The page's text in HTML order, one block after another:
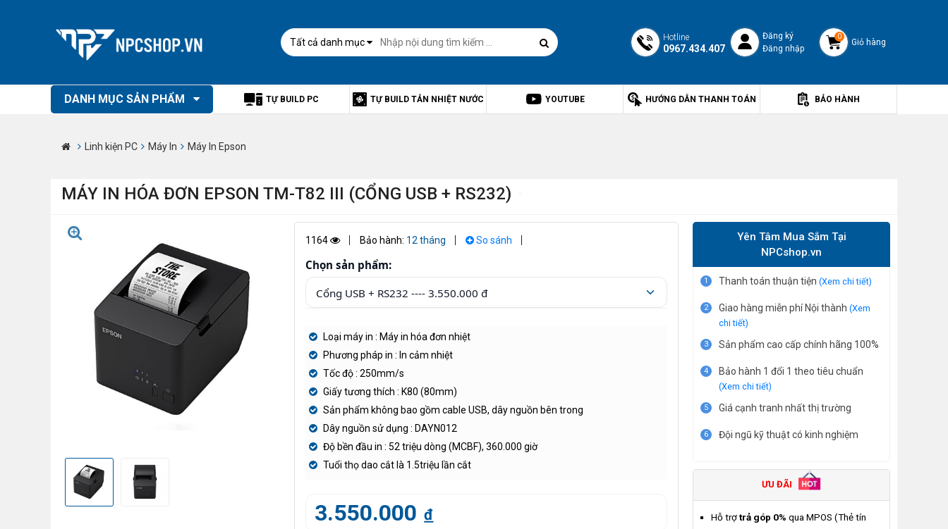
Tất cả danh mục Hotline
0967.434.407
Đăng ký
Đăng nhập
0
Giỏ hàng
DANH MỤC SẢN PHẨM TỰ BUILD PC TỰ BUILD TẢN NHIỆT NƯỚC YOUTUBE HƯỚNG DẪN THANH TOÁN BẢO HÀNH
Linh kiện PC Máy In Máy In Epson
MÁY IN HÓA ĐƠN EPSON TM-T82 III (CỔNG USB + RS232)
1164 Bảo hành: 12 tháng So sánh
Chọn sản phẩm:
Loại máy in : Máy in hóa đơn nhiệt
Phương pháp in : In cảm nhiệt
Tốc độ : 250mm/s
Giấy tương thích : K80 (80mm)
Sản phẩm không bao gồm cable USB, dây nguồn bên trong
Dây nguồn sử dụng : DAYN012
Độ bền đầu in : 52 triệu dòng (MCBF), 360.000 giờ
Tuổi thọ dao cắt là 1.5triệu lần cắt
3.550.000 đ
Yên Tâm Mua Sắm Tại
NPCshop.vn
1 Thanh toán thuận tiện (Xem chi tiết)
2 Giao hàng miễn phí Nội thành (Xem
chi tiết)
3 Sản phẩm cao cấp chính hãng 100%
4 Bảo hành 1 đổi 1 theo tiêu chuẩn
(Xem chi tiết)
5 Giá cạnh tranh nhất thị trường
6 Đội ngũ kỹ thuật có kinh nghiệm
ƯU ĐÃI
Hỗ trợtrả góp 0% qua MPOS (Thẻ tín